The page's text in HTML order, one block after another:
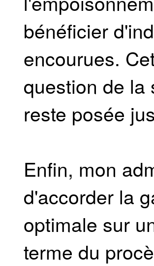
bénéficier
encourues.
question de la
reste posée
Enfin, mon
d'accorder la
optimale sur
terme du